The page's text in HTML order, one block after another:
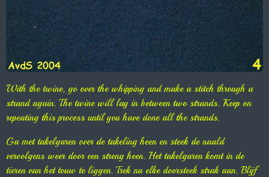
With the twine, go over the whipping and make a stitch through a
strand again. The twine will lay in between two strands. Keep on
repeating this process until you have done all the strands.
Ga met takelgaren over de takeling heen en steek de naald
vervolgens weer door een streng heen. Het takelgaren komt in de
tieren van het touw te liggen. Trek na elke doorsteek strak aan. Blijf